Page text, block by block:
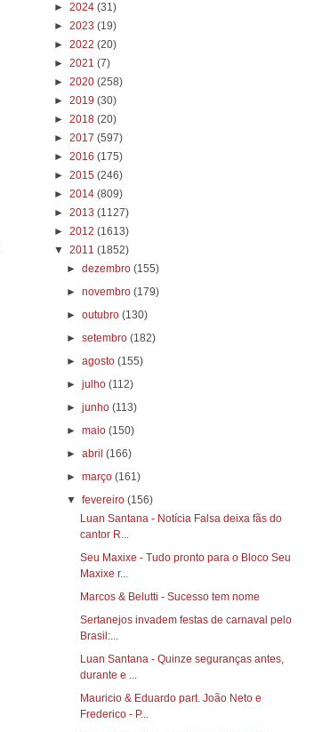
► 2024 (31)
► 2023 (19)
► 2022 (20)
► 2021 (7)
► 2020 (258)
► 2019 (30)
► 2018 (20)
► 2017 (597)
► 2016 (175)
► 2015 (246)
► 2014 (809)
► 2013 (1127)
► 2012 (1613)
▼ 2011 (1852)
►dezembro(155)
►novembro(179)
►outubro(130)
►setembro(182)
►agosto(155)
►julho(112)
►junho(113)
►maio(150)
►abril(166)
►março(161)
▼fevereiro(156)
Luan Santana - Notícia Falsa deixa fãs do
cantor R...
Seu Maxixe - Tudo pronto para o Bloco Seu
Maxixe r...
Marcos & Belutti - Sucesso tem nome
Sertanejos invadem festas de carnaval pelo
Brasil:...
Luan Santana - Quinze seguranças antes,
durante e ...
Mauricio & Eduardo part. João Neto e
Frederico - P...